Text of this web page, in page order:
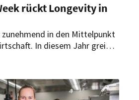
rückt Longevity in
in den Mittelpunkt
In diesem Jahr greift
von morgen.